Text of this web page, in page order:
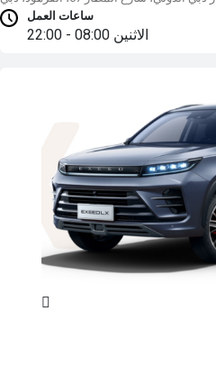
ساعات العمل
الاثنين 08:00 - 22:00